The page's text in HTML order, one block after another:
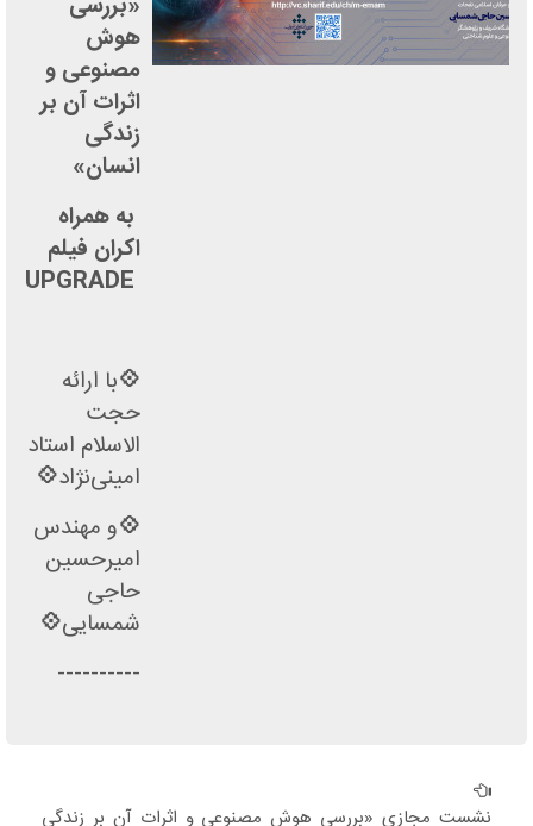
هوش
مصنوعی و
اثرات آن بر
زندگی
انسان»
به همراه
اکران فیلم
💠با ارائه
حجت
الاسلام استاد
امینی‌نژاد💠
💠و مهندس
امیرحسین
حاجی
شمسایی💠
----------
نشست مجازی «بررسی هوش مصنوعی و اثرات آن بر زندگی